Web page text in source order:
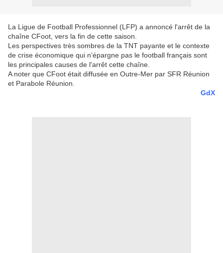
La Ligue de Football Professionnel (LFP) a annoncé l'arrêt de la
chaîne CFoot, vers la fin de cette saison.
Les perspectives très sombres de la TNT payante et le contexte
de crise économique qui n'épargne pas le football français sont
les principales causes de l'arrêt cette chaîne.
A noter que CFoot était diffusée en Outre-Mer par SFR Réunion
et Parabole Réunion.
GdX